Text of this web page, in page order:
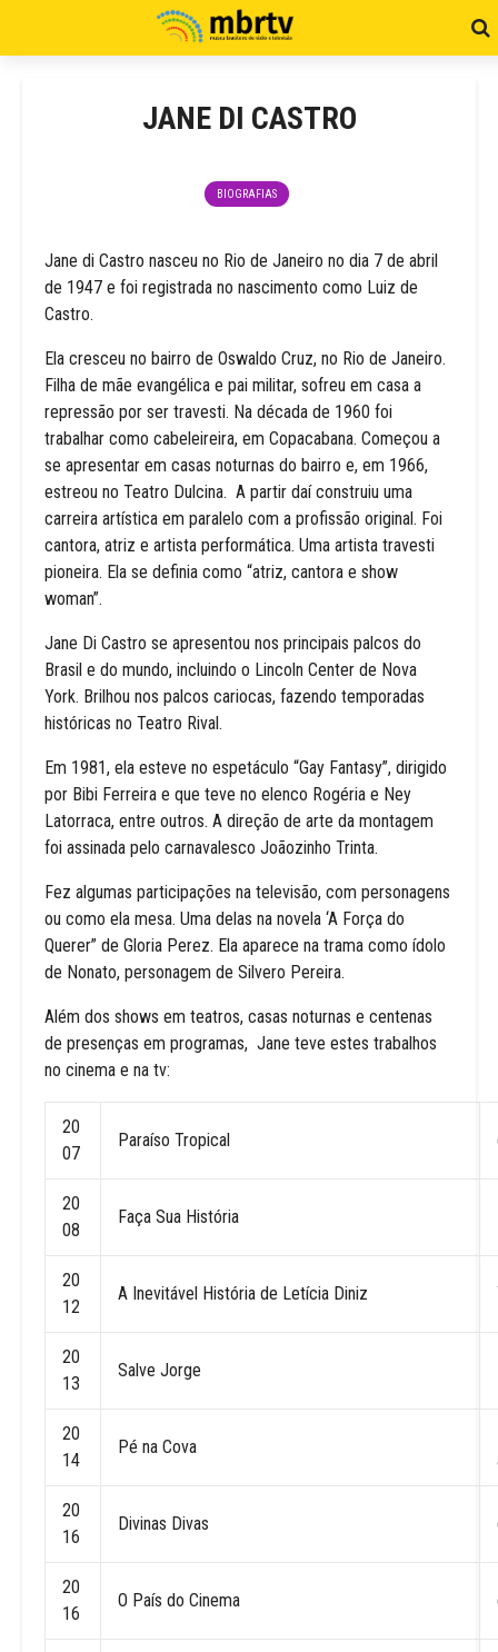
JANE DI CASTRO
BIOGRAFIAS
Jane di Castro nasceu no Rio de Janeiro no dia 7 de abril
de 1947 e foi registrada no nascimento como Luiz de
Castro.
Ela cresceu no bairro de Oswaldo Cruz, no Rio de Janeiro.
Filha de mãe evangélica e pai militar, sofreu em casa a
repressão por ser travesti. Na década de 1960 foi
trabalhar como cabeleireira, em Copacabana. Começou a
se apresentar em casas noturnas do bairro e, em 1966,
estreou no Teatro Dulcina. A partir daí construiu uma
carreira artística em paralelo com a profissão original. Foi
cantora, atriz e artista performática. Uma artista travesti
pioneira. Ela se definia como “atriz, cantora e show
woman”.
Jane Di Castro se apresentou nos principais palcos do
Brasil e do mundo, incluindo o Lincoln Center de Nova
York. Brilhou nos palcos cariocas, fazendo temporadas
históricas no Teatro Rival.
Em 1981, ela esteve no espetáculo “Gay Fantasy”, dirigido
por Bibi Ferreira e que teve no elenco Rogéria e Ney
Latorraca, entre outros. A direção de arte da montagem
foi assinada pelo carnavalesco Joãozinho Trinta.
Fez algumas participações na televisão, com personagens
ou como ela mesa. Uma delas na novela ‘A Força do
Querer” de Gloria Perez. Ela aparece na trama como ídolo
de Nonato, personagem de Silvero Pereira.
Além dos shows em teatros, casas noturnas e centenas
de presenças em programas, Jane teve estes trabalhos
no cinema e na tv:
20
07
Paraíso Tropical
20
08
Faça Sua História
20
12
A Inevitável História de Letícia Diniz
20
13
Salve Jorge
20
14
Pé na Cova
20
16
Divinas Divas
20
16
O País do Cinema